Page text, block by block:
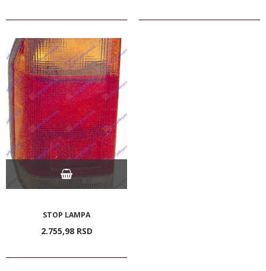
STOP LAMPA
2.755,98 RSD